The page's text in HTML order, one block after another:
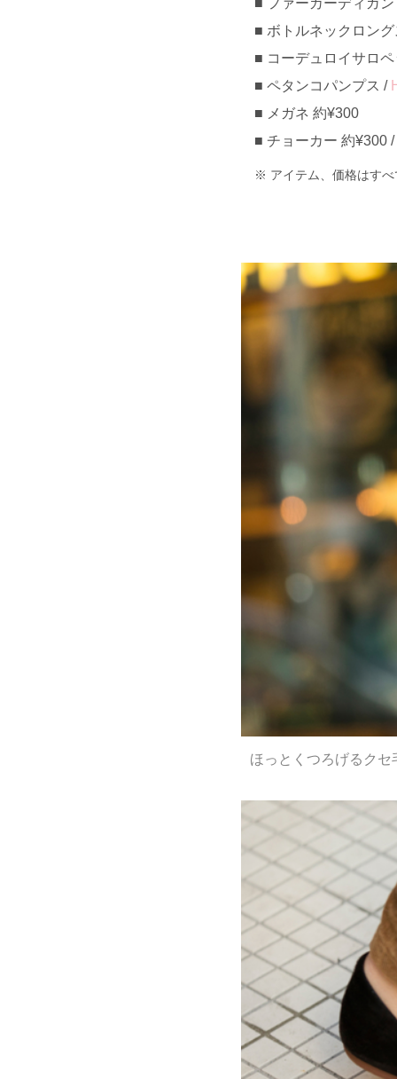
ファーカーディガ
ボトルネックロン
コーデュロイサロ
ペタンコパンプス /
メガネ 約¥300
チョーカー 約¥300 /
アイテム、価格はす
ほっとくつろげるク